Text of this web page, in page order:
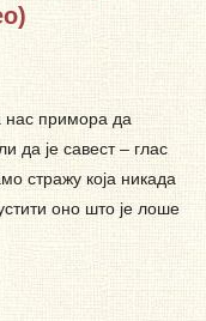
нас примора да
да је савест – глас
стражу која никада
оно што је лоше